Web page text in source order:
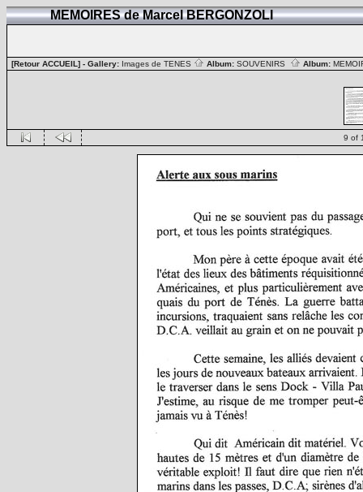
MEMOIRES de Marcel BERGONZOLI
[Retour ACCUEIL] - Gallery: Images de TENES Album: SOUVENIRS Album:
9 of